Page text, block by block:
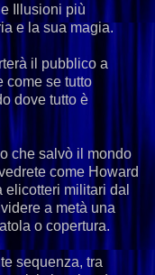
Illusioni più
e la sua magia.
il pubblico a
come se tutto
dove tutto è
che salvò il mondo
come Howard
militari dal
a metà una
o copertura.
sequenza, tra